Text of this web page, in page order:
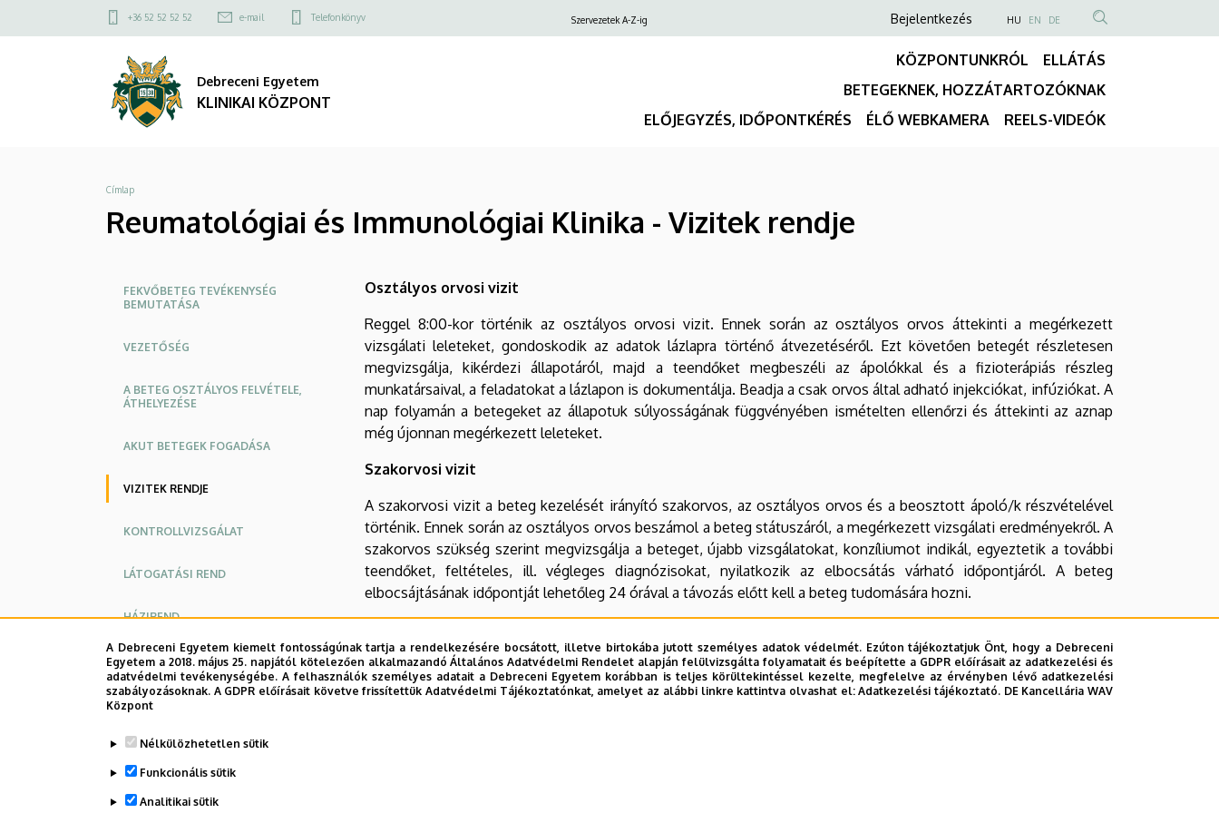
A Debreceni Egyetem kiemelt fontosságúnak tartja a rendelkezésére bocsátott, illetve birtokába jutott személyes adatok védelmét. Ezúton tájékoztatjuk Önt, hogy a Debreceni
Egyetem a 2018. május 25. napjától kötelezően alkalmazandó Általános Adatvédelmi Rendelet alapján felülvizsgálta folyamatait és beépítette a GDPR előírásait az adatkezelési és
adatvédelmi tevékenységébe. A felhasználók személyes adatait a Debreceni Egyetem korábban is teljes körültekintéssel kezelte, megfelelve az érvényben lévő adatkezelési
szabályozásoknak. A GDPR előírásait követve frissítettük Adatvédelmi Tájékoztatónkat, amelyet az alábbi linkre kattintva olvashat el:Adatkezelési tájékoztató. DE Kancellária WAV
Központ
Nélkülözhetetlen sütik
Funkcionális sütik
Analitikai sütik
Reumatológiai
Immunológiai
KÖZPONT
a
Felső
menü
+36 52 52 52 52 e-mail Telefonkönyv Szervezetek A-Z-ig
Anonim
fiók
menüje
Bejelentkezés NYELVVÁLASZTÓ
HU EN DE
TARTALOM
KERESÉSE
Debreceni Egyetem
KLINIKAI KÖZPONT
KÖZPONTUNKRÓL
ELLÁTÁS
BETEGEKNEK, HOZZÁTARTOZÓKNAK
ELŐJEGYZÉS, IDŐPONTKÉRÉS
ÉLŐ WEBKAMERA REELS-VIDEÓK
Morzsa
Címlap
Reumatológiai és Immunológiai Klinika - Vizitek rendje
Oldalmenü
KK
FEKVŐBETEG TEVÉKENYSÉG
BEMUTATÁSA
VEZETŐSÉG
A BETEG OSZTÁLYOS FELVÉTELE,
ÁTHELYEZÉSE
AKUT BETEGEK FOGADÁSA
VIZITEK RENDJE
KONTROLLVIZSGÁLAT
LÁTOGATÁSI REND
HÁZIREND
EGYÉB, FEKVŐBETEG-ELLÁTÁSSAL
KAPCSOLATOS INFORMÁCIÓK
ORVOSOK
Oldalmenü
KK
Oldalmenü
KK
Osztályos orvosi vizit
Reggel 8:00-kor történik az osztályos orvosi vizit. Ennek során az osztályos orvos áttekinti a megérkezett
vizsgálati leleteket, gondoskodik az adatok lázlapra történő átvezetéséről. Ezt követően betegét részletesen
megvizsgálja, kikérdezi állapotáról, majd a teendőket megbeszéli az ápolókkal és a fizioterápiás részleg
munkatársaival, a feladatokat a lázlapon is dokumentálja. Beadja a csak orvos által adható injekciókat, infúziókat. A
nap folyamán a betegeket az állapotuk súlyosságának függvényében ismételten ellenőrzi és áttekinti az aznap
még újonnan megérkezett leleteket.
Szakorvosi vizit
A szakorvosi vizit a beteg kezelését irányító szakorvos, az osztályos orvos és a beosztott ápoló/k részvételével
történik. Ennek során az osztályos orvos beszámol a beteg státuszáról, a megérkezett vizsgálati eredményekről. A
szakorvos szükség szerint megvizsgálja a beteget, újabb vizsgálatokat, konzíliumot indikál, egyeztetik a további
teendőket, feltételes, ill. végleges diagnózisokat, nyilatkozik az elbocsátás várható időpontjáról. A beteg
elbocsájtásának időpontját lehetőleg 24 órával a távozás előtt kell a beteg tudomására hozni.
Időbeosztástól függően, de hetente legalább egy alkalommal történik. A viziten a klinikaigazgató/tanszékvezető
professzor, a szakorvosok és osztályos orvosok, valamint a főnővér és a beosztott ápoló/k vesznek részt, ahol a